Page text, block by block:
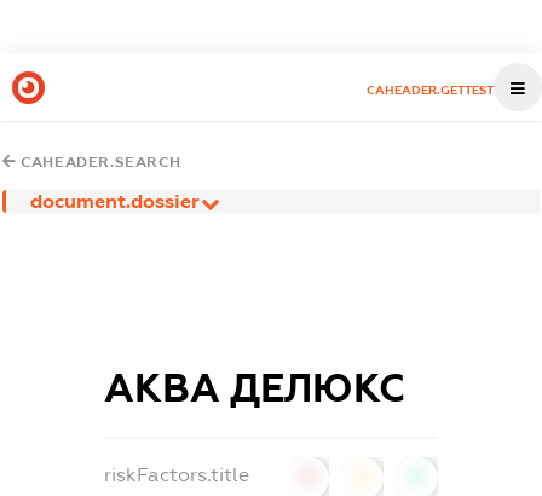
CAHEADER.GETTEST
CAHEADER.SEARCH
document.dossier
АКВА ДЕЛЮКС
riskFactors.title